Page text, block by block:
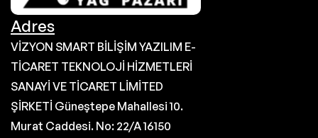
Adres
VİZYON SMART BİLİŞİM YAZILIM E-
TİCARET TEKNOLOJİ HİZMETLERİ
SANAYİ VE TİCARET LİMİTED
ŞİRKETİ Güneştepe Mahallesi 10.
Murat Caddesi. No: 22/A 16150